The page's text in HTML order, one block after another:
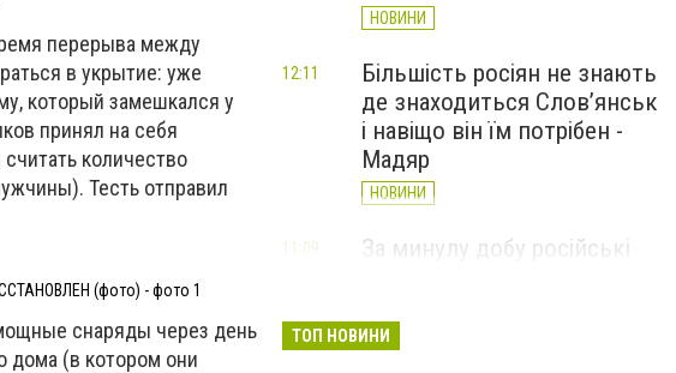
перерыва между
в укрытие: уже
который замешкался у
принял на себя
количество
Тесть отправил
(фото) - фото 1
снаряды через день
дома (в котором они
НОВИНИ
Більшість росіян не знають
де знаходиться Слов’янськ
і навіщо він їм потрібен -
Мадяр
НОВИНИ
12:11
За минулу добу російські
великої війни: 6 серпня
11:09
ТОП НОВИНИ